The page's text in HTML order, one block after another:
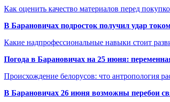
Как оценить качество материалов перед
В Барановичах подросток получил удар
Какие надпрофессиональные навыки стоит
Погода в Барановичах на 25 июня:
Происхождение белорусов: что антропология
В Барановичах 26 июня возможны перебои